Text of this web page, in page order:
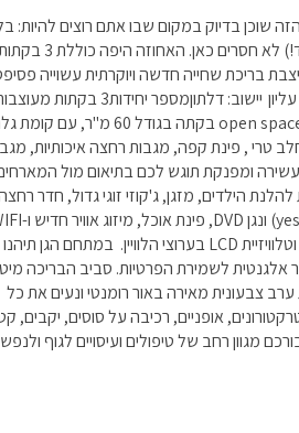
אוכל התואמת את גווני
עם שולחנות קפה
תמצאו מקלחון עמידה
עמדת כיור זוגית בעיצוב
יחכו לכם תמרוקי רחצה
מרובע ומפנק, והיא
(מחוממת בין מאי
מגוון רחב של טיפולים ועיסויים לגוף ולנפש